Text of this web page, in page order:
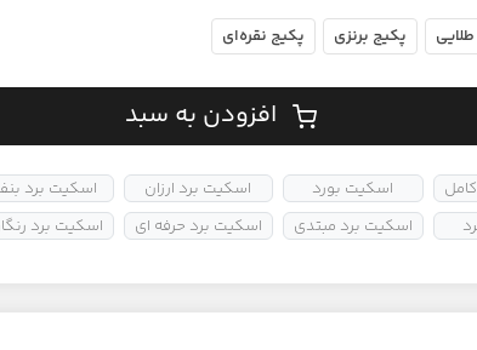
پکیج برنزی پکیج نقره‌ای
افزودن به سبد
اسکیت بورد
اسکیت برد مبتدی
اسکیت برد ارزان
اسکیت برد حرفه ای
اسکیت برد
اسکیت برد